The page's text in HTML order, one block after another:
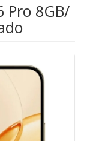
Pro 8GB/